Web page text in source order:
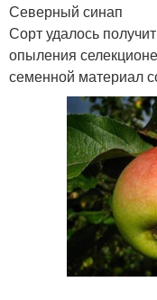
Северный синап
Сорт удалось
опыления
семенной материал